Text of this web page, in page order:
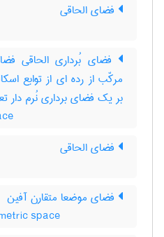
فضای الحاقی
فضای بُرداری الحاقی
مرکّب از رده ای از توابع
بر یک فضای برداری نُرم دار
فضای الحاقی
فضای موضعا متقارن آفین
space